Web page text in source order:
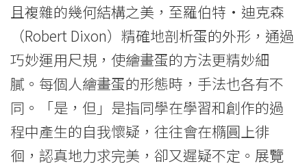
Hong
Kong
Baptist
University
且複雜的幾何結構之美，至羅伯特·迪克森
（Robert Dixon）精確地剖析蛋的外形，通過
巧妙運用尺規，使繪畫蛋的方法更精妙細
膩。每個人繪畫蛋的形態時，手法也各有不
同。「是，但」是指同學在學習和創作的過
程中產生的自我懷疑，往往會在橢圓上徘
徊，認真地力求完美，卻又遲疑不定。展覽